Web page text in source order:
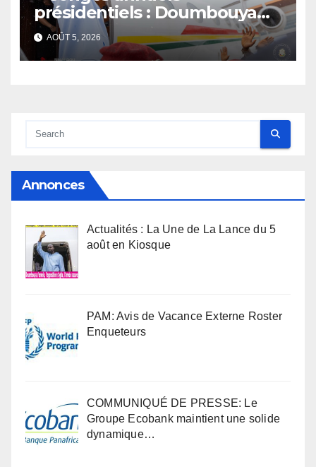
présidentiels : Doumbouya
s’envole, l’opposition s’agite,
l’armée rassure
AOÛT 5, 2026
Annonces
Actualités : La Une de La Lance du 5
août en Kiosque
PAM: Avis de Vacance Externe Roster
Enqueteurs
COMMUNIQUÉ DE PRESSE: Le
Groupe Ecobank maintient une solide
dynamique…